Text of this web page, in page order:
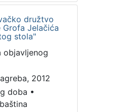
družtvo
Grofa Jelačića
stola"
objavljenog
2012
doba •